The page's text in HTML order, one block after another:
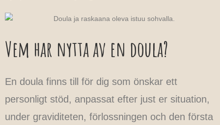
Vem har nytta av en doula?
En doula finns till för dig som önskar ett
personligt stöd, anpassat efter just er situation,
under graviditeten, förlossningen och den första